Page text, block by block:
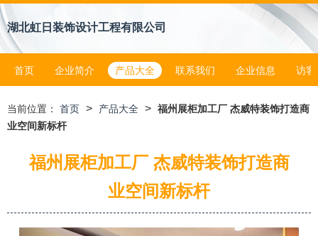
湖北虹日装饰设计工程有限公司
首页 企业简介 产品大全 联系我们 企业信息 访客
当前位置： 首页 > 产品大全 > 福州展柜加工厂 杰威特装饰打造商
业空间新标杆
福州展柜加工厂 杰威特装饰打造商
业空间新标杆